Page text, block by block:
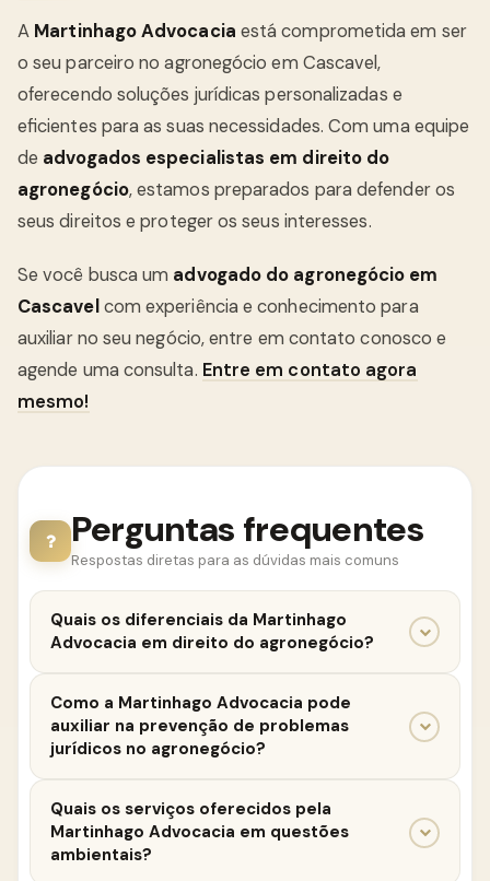
A Martinhago Advocacia está comprometida em ser
o seu parceiro no agronegócio em Cascavel,
oferecendo soluções jurídicas personalizadas e
eficientes para as suas necessidades. Com uma equipe
de advogados especialistas em direito do
agronegócio, estamos preparados para defender os
seus direitos e proteger os seus interesses.
Se você busca um advogado do agronegócio em
Cascavelcom experiência e conhecimento para
auxiliar no seu negócio, entre em contato conosco e
agende uma consulta. Entre em contato agora
mesmo!
Perguntas frequentes
Respostas diretas para as dúvidas mais comuns
Quais os diferenciais da Martinhago
Advocacia em direito do agronegócio?
especializada, atendimento personalizado,
compromisso com os resultados, transparência e
Como a Martinhago Advocacia pode
auxiliar na prevenção de problemas
jurídicos no agronegócio?
consultoria jurídica preventiva, orientando os
produtores rurais e empresas do setor sobre as
Quais os serviços oferecidos pela
Martinhago Advocacia em questões
ambientais?